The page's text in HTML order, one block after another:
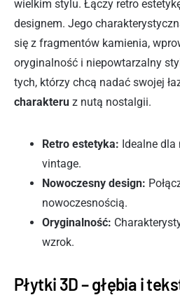
wielkim stylu. Łączy retro
designem. Jego
się z fragmentów kamienia,
oryginalność i niepowtarzalny
tych, którzy chcą nadać swojej
charakteru z nutą nostalgii.
Retro estetyka: Idealne dla
vintage.
Nowoczesny design:
nowoczesnością.
Oryginalność:
wzrok.
Płytki 3D – głębia i